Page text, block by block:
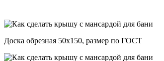
Доска обрезная 50х150, размер по ГОСТ